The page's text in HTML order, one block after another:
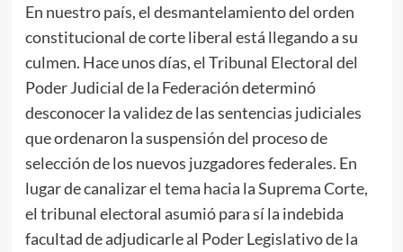
En nuestro país, el desmantelamiento del orden
constitucional de corte liberal está llegando a su
culmen. Hace unos días, el Tribunal Electoral del
Poder Judicial de la Federación determinó
desconocer la validez de las sentencias judiciales
que ordenaron la suspensión del proceso de
selección de los nuevos juzgadores federales. En
lugar de canalizar el tema hacia la Suprema Corte,
el tribunal electoral asumió para sí la indebida
facultad de adjudicarle al Poder Legislativo de la